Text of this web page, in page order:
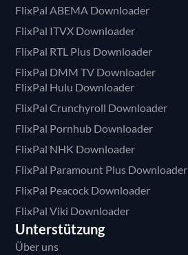
FlixPal ABEMA Downloader
FlixPal ITVX Downloader
FlixPal RTL Plus Downloader
FlixPal DMM TV Downloader
FlixPal Hulu Downloader
FlixPal Crunchyroll Downloader
FlixPal Pornhub Downloader
FlixPal NHK Downloader
FlixPal Paramount Plus Downloader
FlixPal Peacock Downloader
FlixPal Viki Downloader
Unterstützung
Über uns